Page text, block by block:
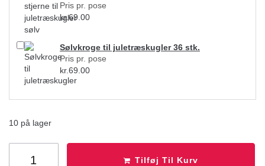
Pris pr. pose
kr.69.00
Sølvkroge til juletræskugler 36 stk.
Pris pr. pose
kr.69.00
10 på lager
Tilføj Til Kurv